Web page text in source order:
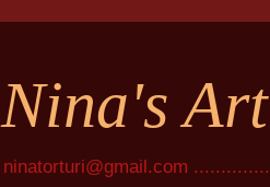
Nina's
ninatorturi@gmail.com